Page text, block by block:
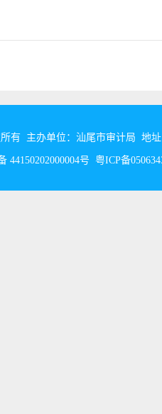
有 主办单位：汕尾市审计局 地址
44150202000004号 粤ICP备